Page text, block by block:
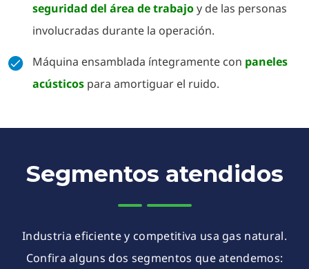
seguridad del área de trabajoy de las personas
involucradas durante la operación.
Máquina ensamblada íntegramente con paneles
acústicos para amortiguar el ruido.
Segmentos atendidos
Industria eficiente y competitiva usa gas natural.
Confira alguns dos segmentos que atendemos: